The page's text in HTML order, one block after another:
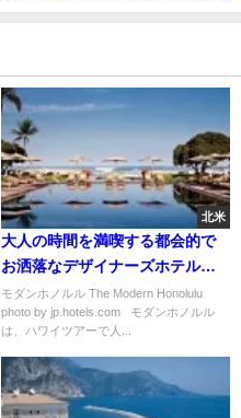
北米
大人の時間を満喫する都会的で
お洒落なデザイナーズホテル
「モダンホノルル」
モダンホノルル The Modern Honolulu
photo by jp.hotels.com モダンホノルル
は、ハワイツアーで人...